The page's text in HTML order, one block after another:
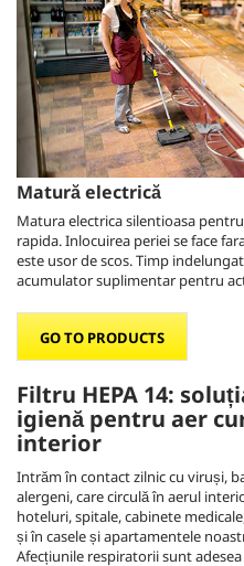
Matură electrică
Matura electrica silentioasa
rapida. Inlocuirea periei se face
este usor de scos. Timp
acumulator suplimentar pentru
GO TO PRODUCTS
Filtru HEPA 14:
igienă pentru aer
interior
Intrăm în contact zilnic cu viruși,
alergeni, care circulă în aerul
hoteluri, spitale, cabinete
și în casele și apartamentele
Afecțiunile respiratorii sunt